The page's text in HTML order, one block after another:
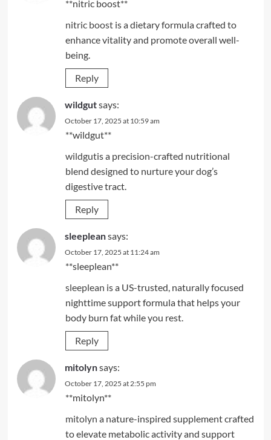
**nitric boost**
nitric boostis a dietary formula crafted to
enhance vitality and promote overall well-
being.
Reply
wildgutsays:
October 17, 2025 at 10:59 am
** wildgut**
wildgutis a precision-crafted nutritional
blend designed to nurture your dog’s
digestive tract.
Reply
sleepleansays:
October 17, 2025 at 11:24 am
** sleeplean**
sleeplean is a US-trusted, naturally focused
nighttime support formula that helps your
body burn fat while you rest.
Reply
mitolynsays:
October 17, 2025 at 2:55 pm
**mitolyn**
mitolyn a nature-inspired supplement crafted
to elevate metabolic activity and support